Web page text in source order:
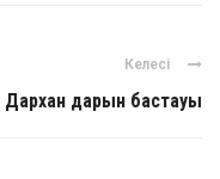
Келесі
Дархан дарын бастауы